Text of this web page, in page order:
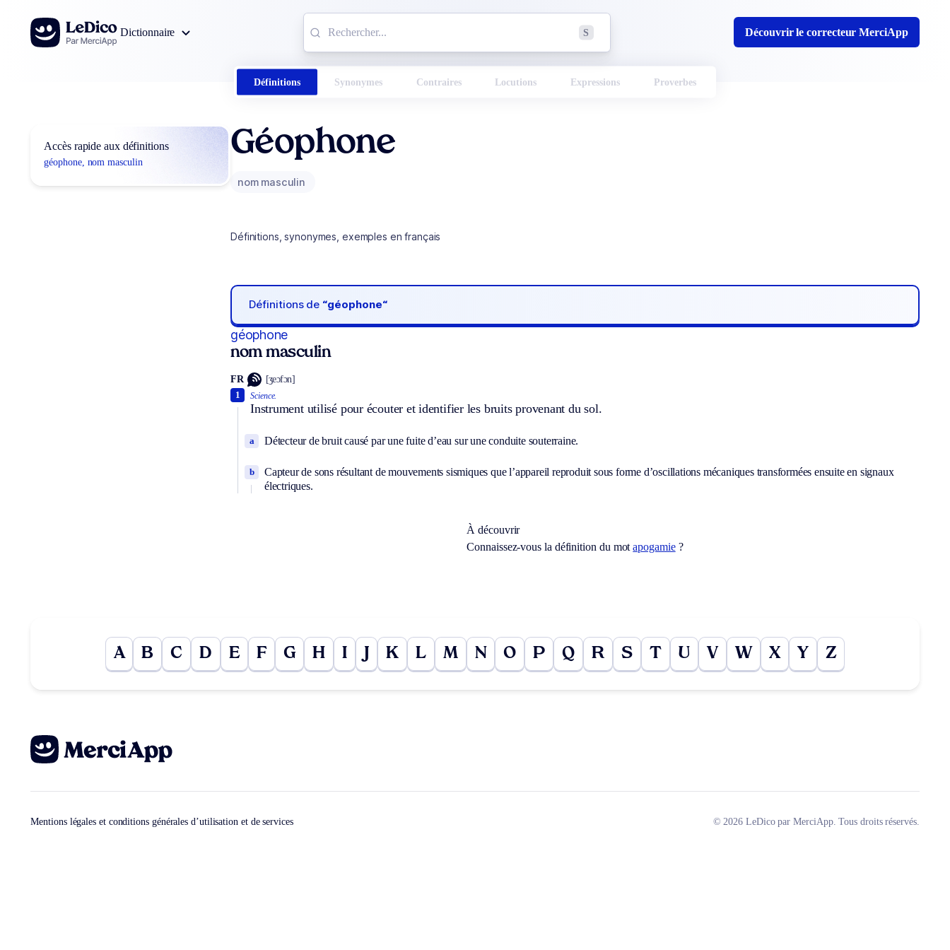
Aller au contenu
Dictionnaire
S Découvrir le correcteur MerciApp
Définitions Synonymes Contraires Locutions Expressions Proverbes
Accès rapide aux définitions
géophone, nom masculin
Géophone
nom masculin
Définitions, synonymes, exemples en français
Définitions de “géophone“
géophone
nom masculin
FR [ʒeɔfɔn]
Science.
Instrument utilisé pour écouter et identifier les bruits provenant du sol.
1
Détecteur de bruit causé par une fuite d’eau sur une conduite souterraine.
a
Capteur de sons résultant de mouvements sismiques que l’appareil reproduit sous forme d’oscillations mécaniques transformées ensuite en signaux
électriques.
b
À découvrir
Connaissez-vous la définition du motapogamie?
A B C D E F G H I K L M N O P Q R S T U V W X Y Z
Mentions légales et conditions générales d’utilisation et de services © 2026 LeDico par MerciApp. Tous droits réservés.